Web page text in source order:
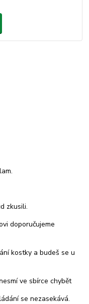
zkusili.
doporučujeme
kostky a budeš se u
ve sbírce chybět
se nezasekává.